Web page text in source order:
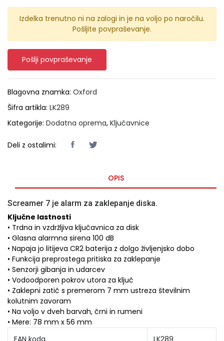
Izdelka trenutno ni na zalogi in je na voljo po naročilu.
Pošljite povpraševanje.
Pošlji povpraševanje
Blagovna znamka: Oxford
Šifra artikla: LK289
Kategorije: Dodatna oprema, Ključavnice
Deli z ostalimi:
OPIS
Screamer 7 je alarm za zaklepanje diska.
Ključne lastnosti
• Trdna in vzdržljiva ključavnica za disk
• Glasna alarmna sirena 100 dB
• Napaja jo litijeva CR2 baterija z dolgo življenjsko dobo
• Funkcija preprostega pritiska za zaklepanje
• Senzorji gibanja in udarcev
• Vodoodporen pokrov utora za ključ
• Zaklepni zatič s premerom 7 mm ustreza številnim
kolutnim zavoram
• Na voljo v dveh barvah, črni in rumeni
• Mere: 78 mm x 56 mm
EAN koda
LK289